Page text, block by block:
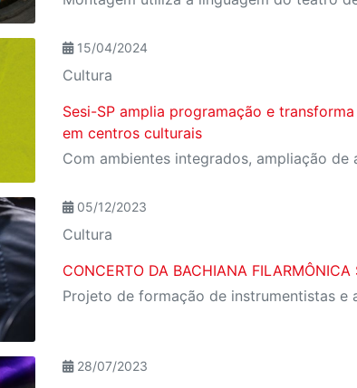
15/04/2024
Cultura
Sesi-SP amplia programação e
em centros culturais
05/12/2023
Cultura
CONCERTO DA BACHIANA FILARMÔNICA
28/07/2023